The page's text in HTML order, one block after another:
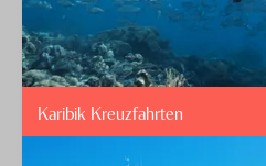
Karibik Kreuzfahrten